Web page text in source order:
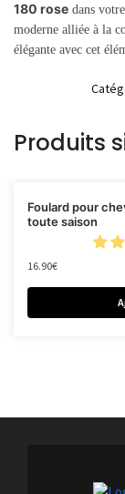
180 rose dans
moderne alliée à la
élégante avec cet
Produits
Foulard pour
toute saison
16.90€